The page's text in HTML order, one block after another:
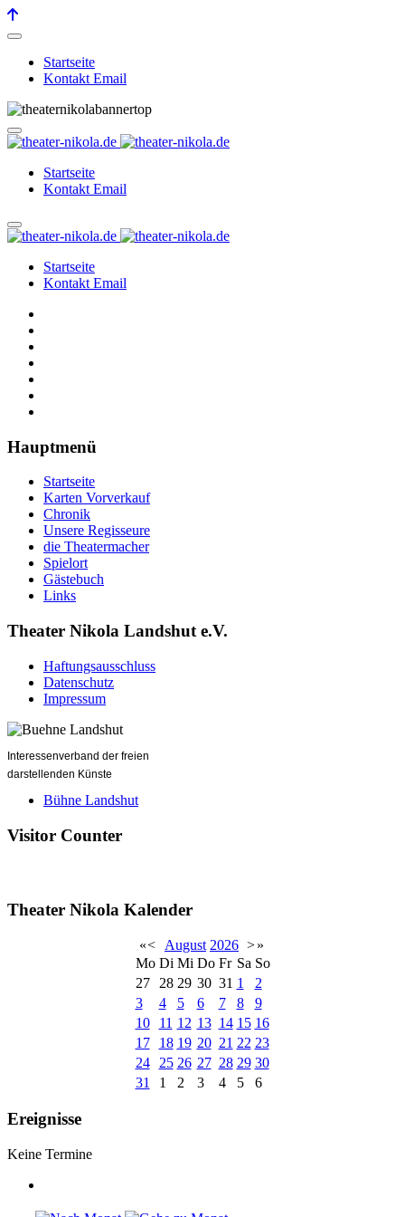
Startseite
Kontakt Email
Startseite
Kontakt Email
Startseite
Kontakt Email
Hauptmenü
Startseite
Karten Vorverkauf
Chronik
Unsere Regisseure
die Theatermacher
Spielort
Gästebuch
Links
Theater Nikola Landshut e.V.
Haftungsausschluss
Datenschutz
Impressum
Interessenverband der freien
darstellenden Künste
Bühne Landshut
Visitor Counter
Theater Nikola Kalender
«< August 2026 >»
Mo Di Mi Do Fr Sa So
27
28 29 30 31 1
2
3
4 5 6 7 8
9
10
11 12 13 14 15 16
17
18 19 20 21 22 23
24
25 26 27 28 29 30
31
1 2 3 4 5 6
Ereignisse
Keine Termine